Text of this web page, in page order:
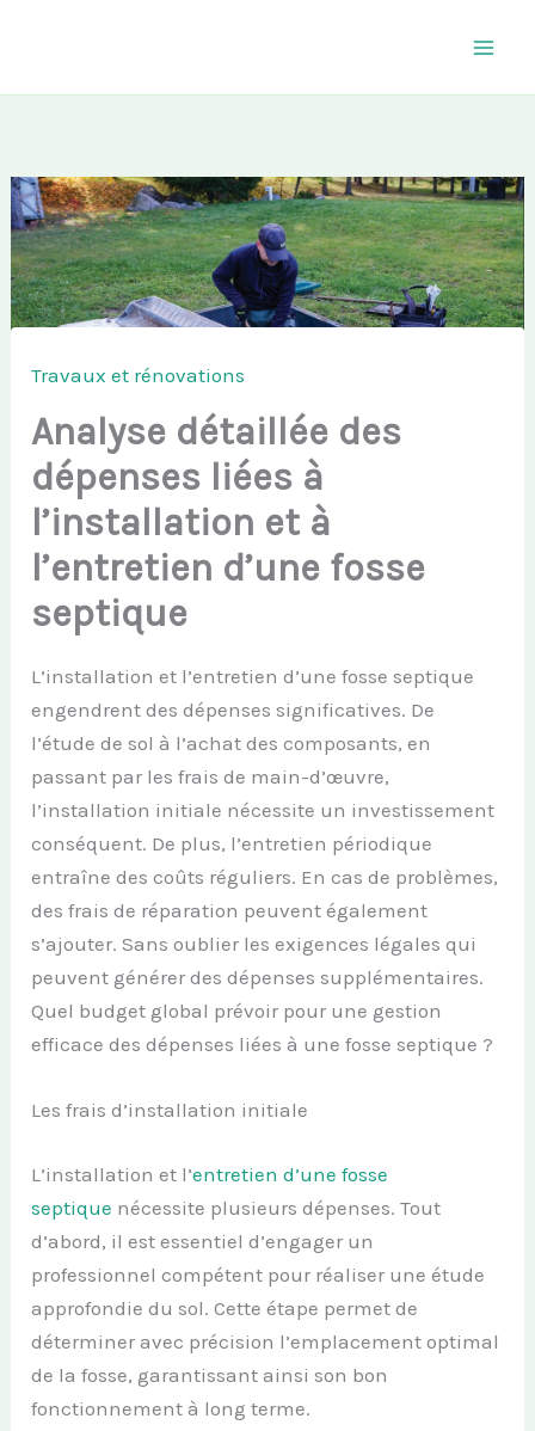
Travaux et rénovations
Analyse détaillée des
dépenses liées à
l’installation et à
l’entretien d’une fosse
septique
L’installation et l’entretien d’une fosse septique
engendrent des dépenses significatives. De
l’étude de sol à l’achat des composants, en
passant par les frais de main-d’œuvre,
l’installation initiale nécessite un investissement
conséquent. De plus, l’entretien périodique
entraîne des coûts réguliers. En cas de problèmes,
des frais de réparation peuvent également
s’ajouter. Sans oublier les exigences légales qui
peuvent générer des dépenses supplémentaires.
Quel budget global prévoir pour une gestion
efficace des dépenses liées à une fosse septique ?
Les frais d’installation initiale
L’installation et l’entretien d’une fosse
septique nécessite plusieurs dépenses. Tout
d’abord, il est essentiel d’engager un
professionnel compétent pour réaliser une étude
approfondie du sol. Cette étape permet de
déterminer avec précision l’emplacement optimal
de la fosse, garantissant ainsi son bon
fonctionnement à long terme.